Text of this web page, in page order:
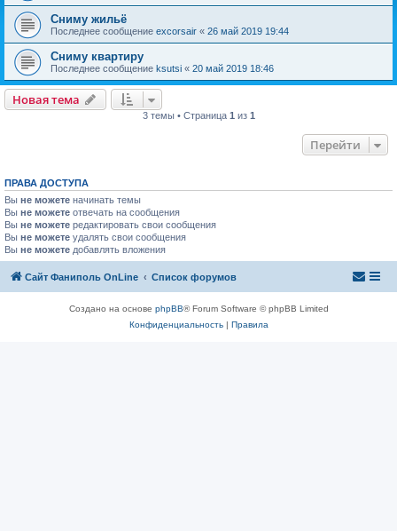
Сниму жильё
Последнее сообщение excorsair « 26 май 2019 19:44
Сниму квартиру
Последнее сообщение ksutsi « 20 май 2019 18:46
Новая тема
3 темы • Страница 1 из 1
Перейти
ПРАВА ДОСТУПА
Вы не можете начинать темы
Вы не можете отвечать на сообщения
Вы не можете редактировать свои сообщения
Вы не можете удалять свои сообщения
Вы не можете добавлять вложения
Сайт Фаниполь OnLine Список форумов
Создано на основе phpBB® Forum Software © phpBB Limited
Конфиденциальность| Правила